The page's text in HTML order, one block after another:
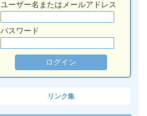
ユーザー名またはメールアドレス
パスワード
リンク集